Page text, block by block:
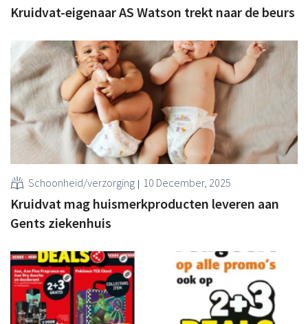
Kruidvat-eigenaar AS Watson trekt naar de beurs
Schoonheid/verzorging 10 December, 2025
Kruidvat mag huismerkproducten leveren aan
Gents ziekenhuis